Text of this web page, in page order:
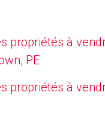
propriétés à
PE
propriétés à